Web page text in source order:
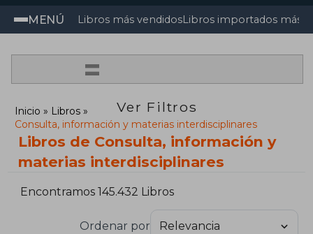
MENÚ Libros más vendidosLibros importados más
=
Ver Filtros
Inicio
Libros
Consulta, información y materias interdisciplinares
Libros de Consulta, información y
materias interdisciplinares
Encontramos 145.432 Libros
Ordenar por